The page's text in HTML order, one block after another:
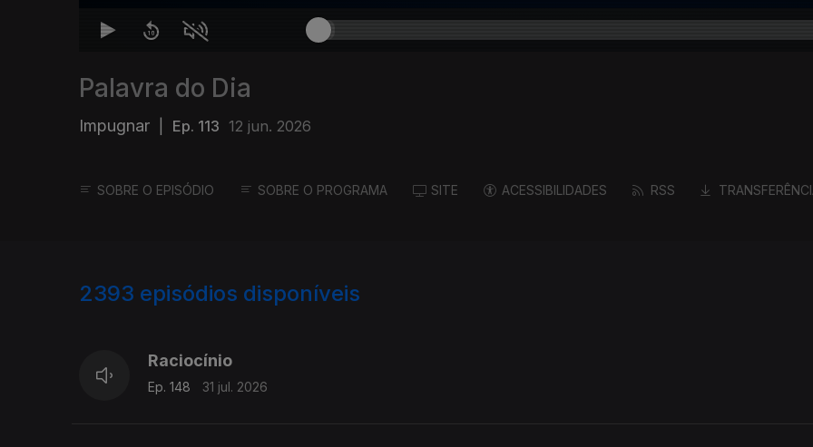
Palavra do Dia
Impugnar Ep. 113 12 jun. 2026
SOBRE O EPISÓDIO SOBRE O PROGRAMA SITE ACESSIBILIDADES RSS
2393 episódios disponíveis
Raciocínio
Ep. 148 31 jul. 2026